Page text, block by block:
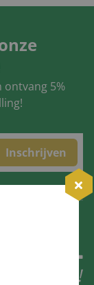
ontvang 5%
Inschrijven